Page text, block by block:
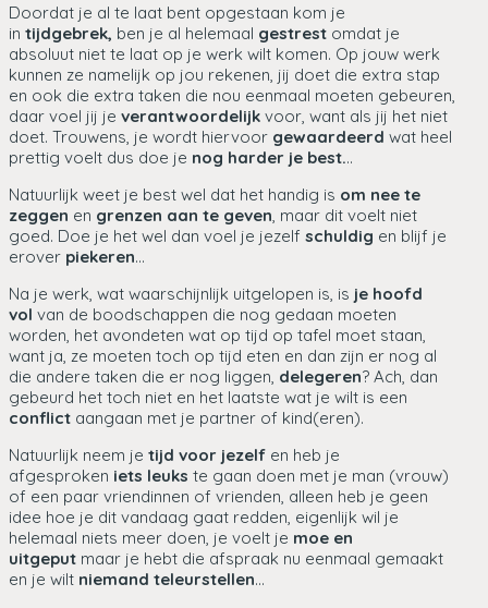
Doordat je al te laat bent opgestaan kom je
in tijdgebrek, ben je al helemaal gestrest omdat je
absoluut niet te laat op je werk wilt komen. Op jouw werk
kunnen ze namelijk op jou rekenen, jij doet die extra stap
en ook die extra taken die nou eenmaal moeten gebeuren,
daar voel jij je verantwoordelijk voor, want als jij het niet
doet. Trouwens, je wordt hiervoor gewaardeerd wat heel
prettig voelt dus doe je nog harder je best...
Natuurlijk weet je best wel dat het handig is om nee te
zeggen en grenzen aan te geven , maar dit voelt niet
goed. Doe je het wel dan voel je jezelf schuldig en blijf je
erover piekeren...
Na je werk, wat waarschijnlijk uitgelopen is, is je hoofd
vol van de boodschappen die nog gedaan moeten
worden, het avondeten wat op tijd op tafel moet staan,
want ja, ze moeten toch op tijd eten en dan zijn er nog al
die andere taken die er nog liggen, delegeren? Ach, dan
gebeurd het toch niet en het laatste wat je wilt is een
conflict aangaan met je partner of kind(eren).
Natuurlijk neem je tijd voor jezelf en heb je
afgesproken iets leuks te gaan doen met je man (vrouw)
of een paar vriendinnen of vrienden, alleen heb je geen
idee hoe je dit vandaag gaat redden, eigenlijk wil je
helemaal niets meer doen, je voelt je moe en
uitgeput maar je hebt die afspraak nu eenmaal gemaakt
en je wilt niemand teleurstellen...